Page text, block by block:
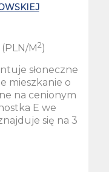
M2)
słoneczne
mieszkanie o
na cenionym
E we
się na 3